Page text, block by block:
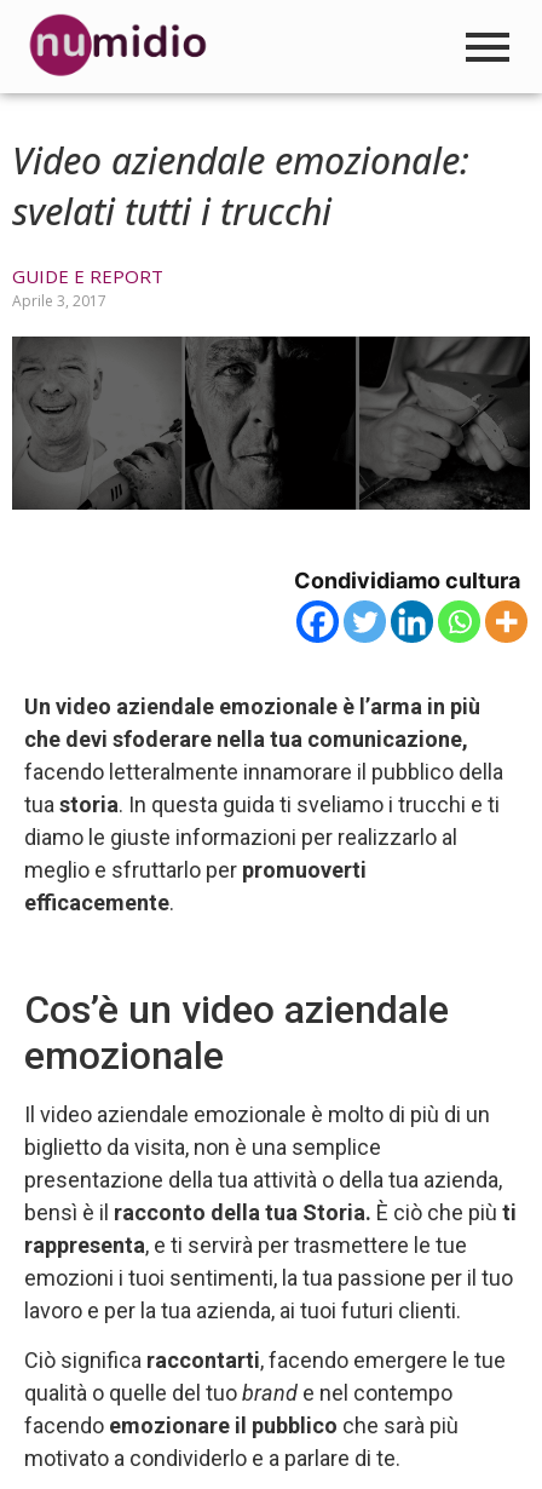
Video aziendale emozionale:
svelati tutti i trucchi
GUIDE E REPORT
Aprile 3, 2017
Condividiamo cultura
Un video aziendale emozionale è l’arma in più
che devi sfoderare nella tua comunicazione,
facendo letteralmente innamorare il pubblico della
tua storia. In questa guida ti sveliamo i trucchi e ti
diamo le giuste informazioni per realizzarlo al
meglio e sfruttarlo per promuoverti
efficacemente.
Cos’è un video aziendale
emozionale
Il video aziendale emozionale è molto di più di un
biglietto da visita, non è una semplice
presentazione della tua attività o della tua azienda,
bensì è il racconto della tua Storia. È ciò che più ti
rappresenta, e ti servirà per trasmettere le tue
emozioni i tuoi sentimenti, la tua passione per il tuo
lavoro e per la tua azienda, ai tuoi futuri clienti.
Ciò significa raccontarti, facendo emergere le tue
qualità o quelle del tuobrand e nel contempo
facendo emozionare il pubblico che sarà più
motivato a condividerlo e a parlare di te.